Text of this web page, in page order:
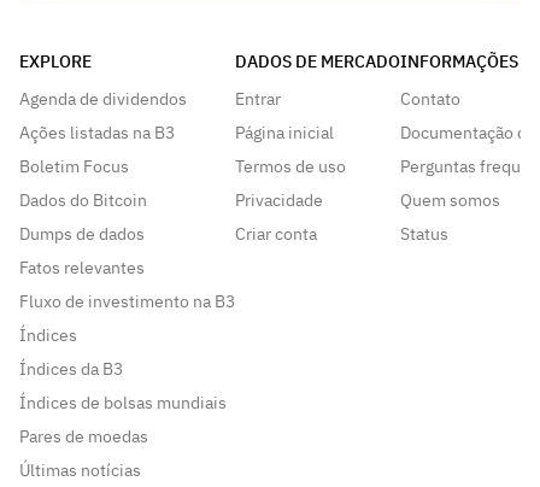
EXPLORE
Agenda de dividendos
Ações listadas na B3
Boletim Focus
Dados do Bitcoin
Dumps de dados
Fatos relevantes
Fluxo de investimento na B3
Índices
Índices da B3
Índices de bolsas mundiais
Pares de moedas
Últimas notícias
DADOS DE MERCADO
Entrar
Página inicial
Termos de uso
Privacidade
Criar conta
INFORMAÇÕES
Contato
Documentação da
Perguntas
Quem somos
Status